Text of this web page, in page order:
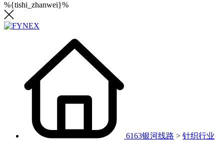
%{tishi_zhanwei}%
6163银河线路 > 针织行业